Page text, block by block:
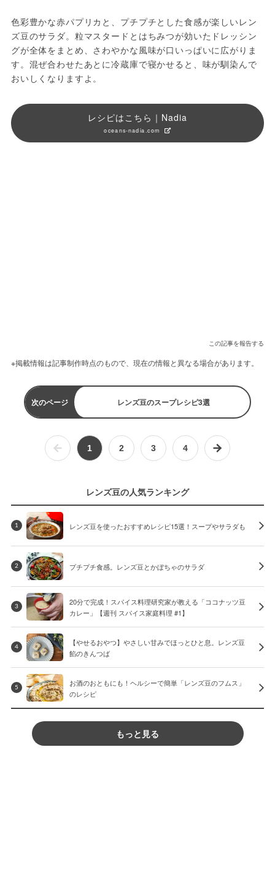
色彩豊かな赤パプリカと、プチプチとした食感が楽しいレン
ズ豆のサラダ。粒マスタードとはちみつが効いたドレッシン
グが全体をまとめ、さわやかな風味が口いっぱいに広がりま
す。混ぜ合わせたあとに冷蔵庫で寝かせると、味が馴染んで
おいしくなりますよ。
レシピはこちら｜Nadia
oceans-nadia.com
この記事を報告する
※掲載情報は記事制作時点のもので、現在の情報と異なる場合があります。
次のページ レンズ豆のスープレシピ3選
1 2 3 4
レンズ豆の人気ランキング
1 レンズ豆を使ったおすすめレシピ15選！スープやサラダも
2 プチプチ食感。レンズ豆とかぼちゃのサラダ
3
20分で完成！スパイス料理研究家が教える「ココナッツ豆
カレー」【週刊 スパイス家庭料理 #1】
4
【やせるおやつ】やさしい甘みでほっとひと息。レンズ豆
餡のきんつば
5
お酒のおともにも！ヘルシーで簡単「レンズ豆のフムス」
のレシピ
もっと見る